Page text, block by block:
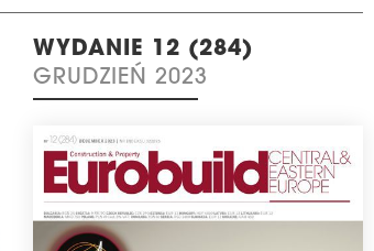
WYDANIE 12 (284)
GRUDZIEŃ 2023